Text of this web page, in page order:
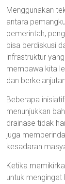
Menggunakan
antara
pemerintah,
bisa berdiskusi
infrastruktur
membawa kita
dan
Beberapa
menunjukkan
drainase tidak
juga
kesadaran
Ketika
untuk